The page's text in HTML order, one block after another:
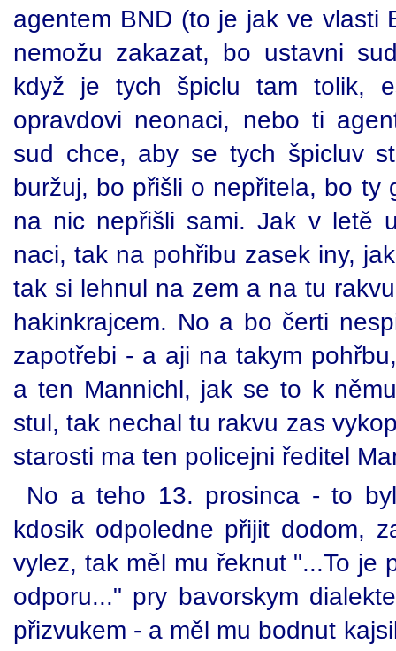
agentem BND (to je jak ve vlasti
nemožu zakazat, bo ustavni
když je tych špiclu tam tolik,
opravdovi neonaci, nebo ti
sud chce, aby se tych špicluv
buržuj, bo přišli o nepřitela, bo ty
na nic nepřišli sami. Jak v letě
naci, tak na pohřibu zasek iny,
tak si lehnul na zem a na tu
hakinkrajcem. No a bo čerti
zapotřebi - a aji na takym
a ten Mannichl, jak se to k
stul, tak nechal tu rakvu zas
starosti ma ten policejni ředitel
No a teho 13. prosinca - to
kdosik odpoledne přijit dodom,
vylez, tak měl mu řeknut "...To je
odporu..." pry bavorskym
přizvukem - a měl mu bodnut